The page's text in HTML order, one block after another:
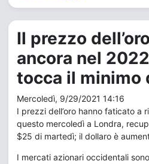
Il prezzo
ancora nel
tocca il minimo
Mercoledì, 9/29/2021 14:16
I prezzi dell’oro hanno faticato a
questo mercoledì a Londra,
$25 di martedì; il dollaro è
I mercati azionari occidentali